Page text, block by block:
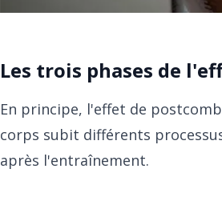
Les trois phases de
En principe, l'effet de
corps subit différents
après l'entraînement.